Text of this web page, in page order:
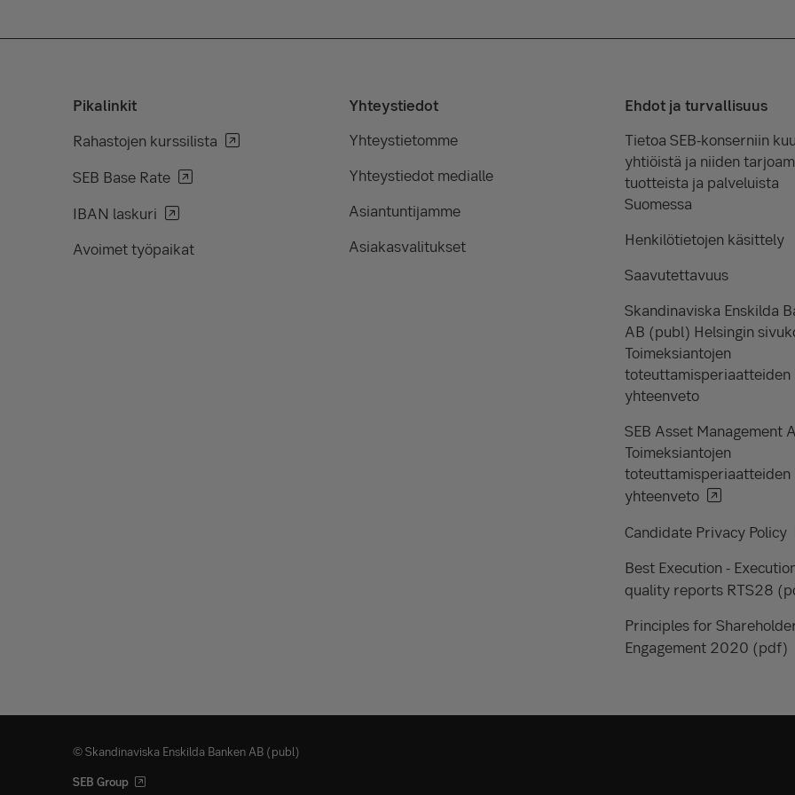
Pikalinkit
Rahastojen kurssilista
SEB Base Rate
IBAN laskuri
Avoimet työpaikat
Yhteystiedot
Yhteystietomme
Yhteystiedot medialle
Asiantuntijamme
Asiakasvalitukset
Ehdot ja turvallisuus
Tietoa SEB-konserniin
yhtiöistä ja niiden
tuotteista ja palveluista
Suomessa
Henkilötietojen käsittely
Saavutettavuus
Skandinaviska Enskilda
AB (publ) Helsingin
Toimeksiantojen
toteuttamisperiaatteiden
yhteenveto
SEB Asset Management
Toimeksiantojen
toteuttamisperiaatteiden
yhteenveto
Candidate Privacy Policy
Best Execution -
quality reports RTS28
Principles for
Engagement 2020 (pdf)
© Skandinaviska Enskilda Banken AB (publ)
SEB Group